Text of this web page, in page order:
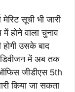
सूची भी जारी
होने वाला चुनाव
होगी उसके बाद
डिवीजन में अब तक
ऑफिस जीडीएस 5th
किया जा सकता